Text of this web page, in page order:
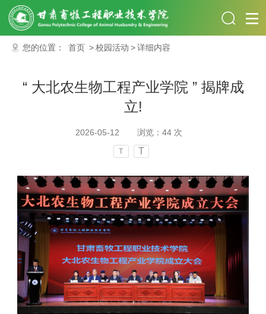
您的位置： 首页 >校园活动 >详细内容
“ 大北农生物工程产业学院 ” 揭牌成
立!
2026-05-12 浏览： 44次
T T